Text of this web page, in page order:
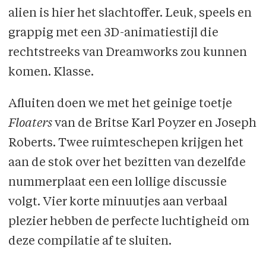
alien is hier het slachtoffer. Leuk, speels en
grappig met een 3D-animatiestijl die
rechtstreeks van Dreamworks zou kunnen
komen. Klasse.
Afluiten doen we met het geinige toetje
Floaters van de Britse Karl Poyzer en Joseph
Roberts. Twee ruimteschepen krijgen het
aan de stok over het bezitten van dezelfde
nummerplaat een een lollige discussie
volgt. Vier korte minuutjes aan verbaal
plezier hebben de perfecte luchtigheid om
deze compilatie af te sluiten.